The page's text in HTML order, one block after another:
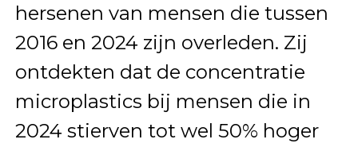
hersenen van mensen die tussen
2016 en 2024 zijn overleden. Zij
ontdekten dat de concentratie
microplastics bij mensen die in
2024 stierven tot wel 50% hoger